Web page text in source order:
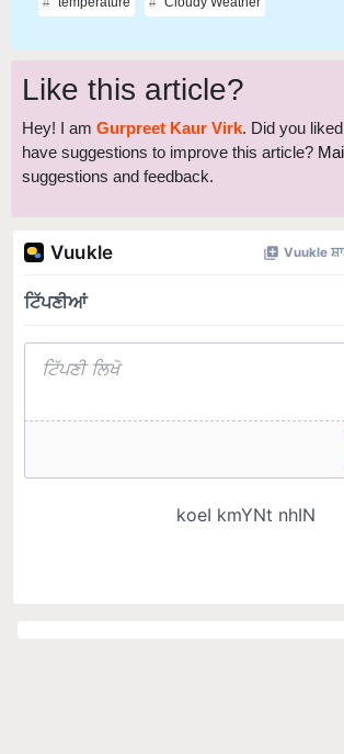
Like this article?
Hey! I am Gurpreet Kaur Virk
have suggestions to improve this article?Mail
suggestions and feedback.